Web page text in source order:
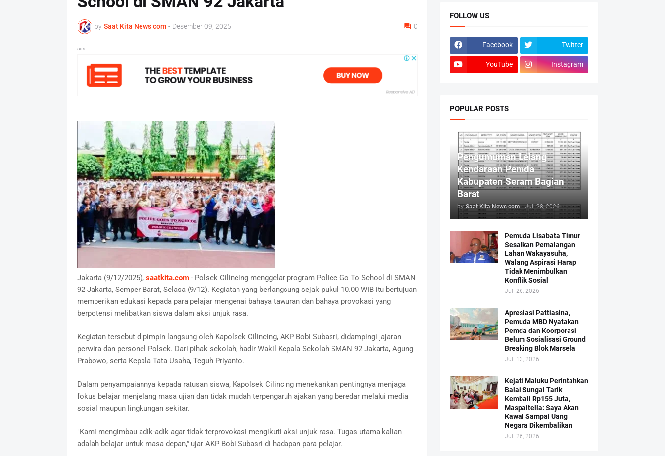
by Saat Kita News com - Desember 09, 2025 0
ads
Jakarta (9/12/2025), saatkita.com- Polsek Cilincing menggelar program Police Go To School di SMAN
92 Jakarta, Semper Barat, Selasa (9/12). Kegiatan yang berlangsung sejak pukul 10.00 WIB itu bertujuan
memberikan edukasi kepada para pelajar mengenai bahaya tawuran dan bahaya provokasi yang
berpotensi melibatkan siswa dalam aksi unjuk rasa.
Kegiatan tersebut dipimpin langsung oleh Kapolsek Cilincing, AKP Bobi Subasri, didampingi jajaran
perwira dan personel Polsek. Dari pihak sekolah, hadir Wakil Kepala Sekolah SMAN 92 Jakarta, Agung
Prabowo, serta Kepala Tata Usaha, Teguh Priyanto.
Dalam penyampaiannya kepada ratusan siswa, Kapolsek Cilincing menekankan pentingnya menjaga
fokus belajar menjelang masa ujian dan tidak mudah terpengaruh ajakan yang beredar melalui media
sosial maupun lingkungan sekitar.
"Kami mengimbau adik-adik agar tidak terprovokasi mengikuti aksi unjuk rasa. Tugas utama kalian
adalah belajar untuk masa depan,” ujar AKP Bobi Subasri di hadapan para pelajar.
FOLLOW US
Facebook Twitter
YouTube Instagram
POPULAR POSTS
Pengumuman Lelang
Kendaraan Pemda
Kabupaten Seram Bagian
Barat
by Saat Kita News com - Juli 28, 2026
Pemuda Lisabata Timur
Sesalkan Pemalangan
Lahan Wakayasuha,
Walang Aspirasi Harap
Tidak Menimbulkan
Konflik Sosial
Juli 26, 2026
Apresiasi Pattiasina,
Pemuda MBD Nyatakan
Pemda dan Koorporasi
Belum Sosialisasi Ground
Breaking Blok Marsela
Juli 13, 2026
Kejati Maluku Perintahkan
Balai Sungai Tarik
Kembali Rp155 Juta,
Maspaitella: Saya Akan
Kawal Sampai Uang
Negara Dikembalikan
Juli 26, 2026